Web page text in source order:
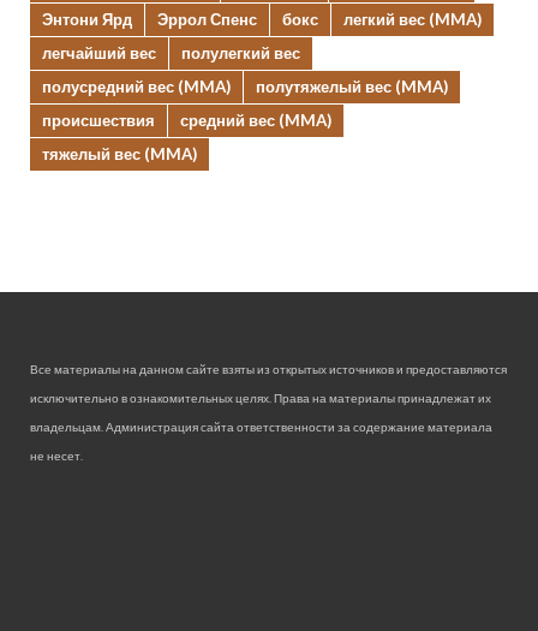
Энтони Ярд
Эррол Спенс бокс
легкий вес (MMA)
легчайший вес
полулегкий вес
полусредний вес (MMA)
полутяжелый вес (MMA)
происшествия
средний вес (MMA)
тяжелый вес (MMA)
Все материалы на данном сайте взяты из открытых источников и предоставляются
исключительно в ознакомительных целях. Права на материалы принадлежат их
владельцам. Администрация сайта ответственности за содержание материала
не несет.